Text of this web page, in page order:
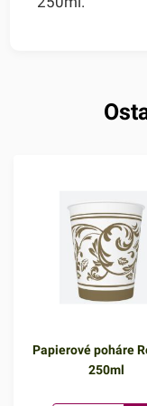
Papierové poháre
250ml